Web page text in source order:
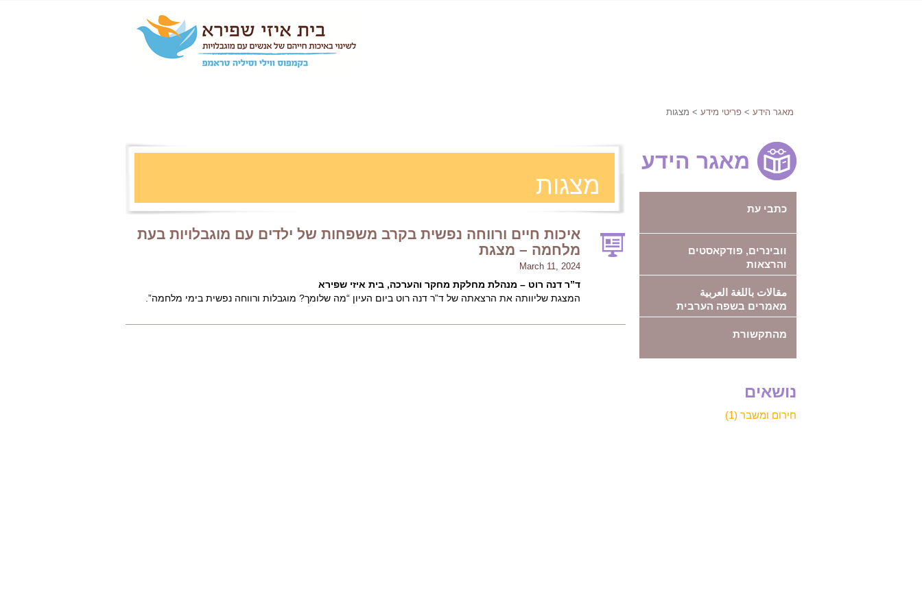
מאגר הידע > פריטי מידע > מצגות
מצגות
איכות חיים ורווחה נפשית בקרב משפחות של ילדים עם מוגבלויות בעת
מלחמה – מצגת
March 11, 2024
ד”ר דנה רוט – מנהלת מחלקת מחקר והערכה, בית איזי שפירא
המצגת שליוותה את הרצאתה של ד”ר דנה רוט ביום העיון “מה שלומך? מוגבלות ורווחה נפשית בימי מלחמה”.
מאגר הידע
כתבי עת
וובינרים, פודקאסטים
והרצאות
مقالات باللغة العربية
מאמרים בשפה הערבית
מהתקשורת
נושאים
חירום ומשבר (1)